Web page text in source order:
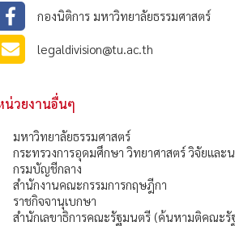
กองนิติการ มหาวิทยาลัยธรรมศาสตร์
legaldivision@tu.ac.th
น่วยงานอื่นๆ
มหาวิทยาลัยธรรมศาสตร์
กระทรวงการอุดมศึกษา วิทยาศาสตร์ วิจัยและ
กรมบัญชีกลาง
สำนักงานคณะกรรมการกฤษฎีกา
ราชกิจจานุเบกษา
สำนักเลขาธิการคณะรัฐมนตรี (ค้นหามติคณะรั